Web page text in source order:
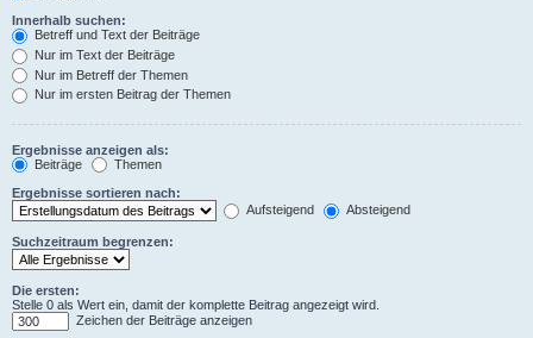
Innerhalb suchen:
Betreff und Text der Beiträge
Nur im Text der Beiträge
Nur im Betreff der Themen
Nur im ersten Beitrag der Themen
Ergebnisse anzeigen als:
Beiträge
Themen
Ergebnisse sortieren nach:
Aufsteigend
Absteigend
Suchzeitraum begrenzen:
Die ersten:
Stelle 0 als Wert ein, damit der komplette Beitrag angezeigt wird.
Zeichen der Beiträge anzeigen